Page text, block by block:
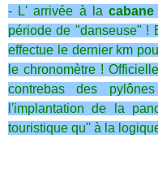
- L' arrivée à la
période de "danseuse" !
effectue le dernier km
le chronomètre !
contrebas des
l'implantation de la
touristique qu'' à la